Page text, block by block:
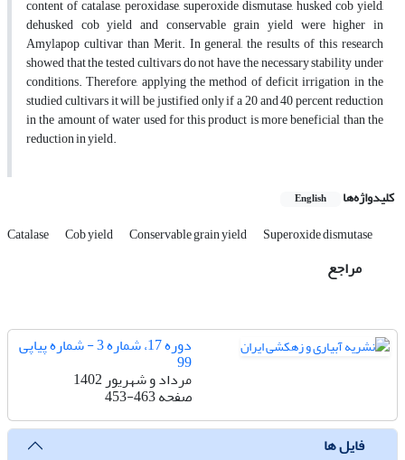
content of catalase, peroxidase, superoxide dismutase, husked cob yield,
dehusked cob yield and conservable grain yield were higher in
Amylapop cultivar than Merit. In general, the results of this research
showed that the tested cultivars do not have the necessary stability under
conditions. Therefore, applying the method of deficit irrigation in the
studied cultivars it will be justified only if a 20 and 40 percent reduction
in the amount of water used for this product is more beneficial than the
reduction in yield.
کلیدواژه‌ها English
Catalase Cob yield Conservable grain yield Superoxide dismutase
مراجع
دوره 17، شماره 3 - شماره پیاپی
99
مرداد و شهریور 1402
صفحه453-463
فایل ها